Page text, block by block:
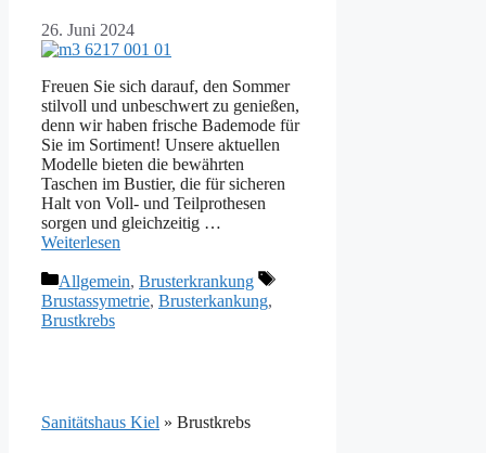
26. Juni 2024
Freuen Sie sich darauf, den Sommer
stilvoll und unbeschwert zu genießen,
denn wir haben frische Bademode für
Sie im Sortiment! Unsere aktuellen
Modelle bieten die bewährten
Taschen im Bustier, die für sicheren
Halt von Voll- und Teilprothesen
sorgen und gleichzeitig …
Weiterlesen
Kategorien
Allgemein, Brusterkrankung
Schlagwörter
Brustassymetrie, Brusterkankung,
Brustkrebs
Sanitätshaus Kiel » Brustkrebs